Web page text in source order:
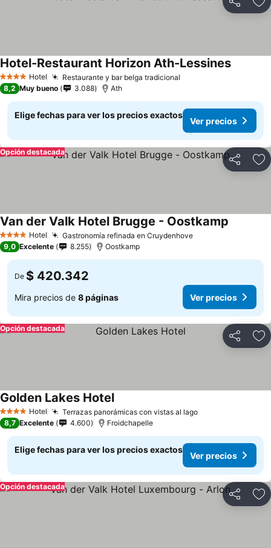
Compartir
4 EstrellasHotel Restaurante y bar belga tradicional
Hotel-Restaurant Horizon Ath-Lessines
8,2 Muy bueno 3.088 Ath
Elige fechas para ver los precios exactos
Ver precios
Compartir
Opción destacada
4 EstrellasHotel Gastronomía refinada en Cruydenhove
Van der Valk Hotel Brugge - Oostkamp
9,0 Excelente 8.255 Oostkamp
De $ 420.342
Mira precios de 8 páginas Ver precios
Compartir
Opción destacada
4 EstrellasHotel Terrazas panorámicas con vistas al lago
Golden Lakes Hotel
8,7 Excelente 4.600 Froidchapelle
Elige fechas para ver los precios exactos
Ver precios
Compartir
Opción destacada